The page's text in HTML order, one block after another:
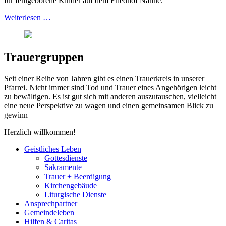
Weiterlesen …
Trauergruppen
Seit einer Reihe von Jahren gibt es einen Trauerkreis in unserer
Pfarrei. Nicht immer sind Tod und Trauer eines Angehörigen leicht
zu bewältigen. Es ist gut sich mit anderen auszutauschen, vielleicht
eine neue Perspektive zu wagen und einen gemeinsamen Blick zu
gewinn
Herzlich willkommen!
Geistliches Leben
Gottesdienste
Sakramente
Trauer + Beerdigung
Kirchengebäude
Liturgische Dienste
Ansprech­partner
Gemeinde­leben
Hilfen & Caritas